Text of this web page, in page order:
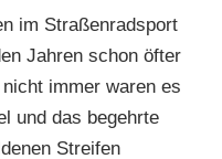
im Straßenradsport
Jahren schon öfter
immer waren es
und das begehrte
Streifen